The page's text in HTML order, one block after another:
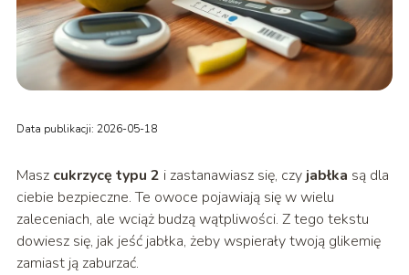
Data publikacji: 2026-05-18
Masz cukrzycę typu 2 i zastanawiasz się, czy jabłka są dla
ciebie bezpieczne. Te owoce pojawiają się w wielu
zaleceniach, ale wciąż budzą wątpliwości. Z tego tekstu
dowiesz się, jak jeść jabłka, żeby wspierały twoją glikemię
zamiast ją zaburzać.